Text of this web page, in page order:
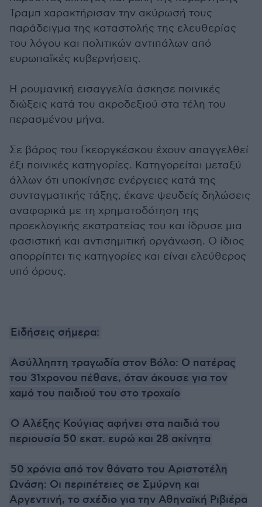
Τραμπ χαρακτήρισαν την ακύρωσή τους
παράδειγμα της καταστολής της ελευθερίας
του λόγου και πολιτικών αντιπάλων από
ευρωπαϊκές κυβερνήσεις.
Η ρουμανική εισαγγελία άσκησε ποινικές
διώξεις κατά του ακροδεξιού στα τέλη του
περασμένου μήνα.
Σε βάρος του Γκεοργκέσκου έχουν απαγγελθεί
έξι ποινικές κατηγορίες. Κατηγορείται μεταξύ
άλλων ότι υποκίνησε ενέργειες κατά της
συνταγματικής τάξης, έκανε ψευδείς δηλώσεις
αναφορικά με τη χρηματοδότηση της
προεκλογικής εκστρατείας του και ίδρυσε μια
φασιστική και αντισημιτική οργάνωση. Ο ίδιος
απορρίπτει τις κατηγορίες και είναι ελεύθερος
υπό όρους.
Ειδήσεις σήμερα:
Ασύλληπτη τραγωδία στον Βόλο: Ο πατέρας
του 31χρονου πέθανε, όταν άκουσε για τον
χαμό του παιδιού του στο τροχαίο
Ο Αλέξης Κούγιας αφήνει στα παιδιά του
περιουσία 50 εκατ. ευρώ και 28 ακίνητα
50 χρόνια από τον θάνατο του Αριστοτέλη
Ωνάση: Οι περιπέτειες σε Σμύρνη και
Αργεντινή, το σχέδιο για την Αθηναϊκή Ριβιέρα